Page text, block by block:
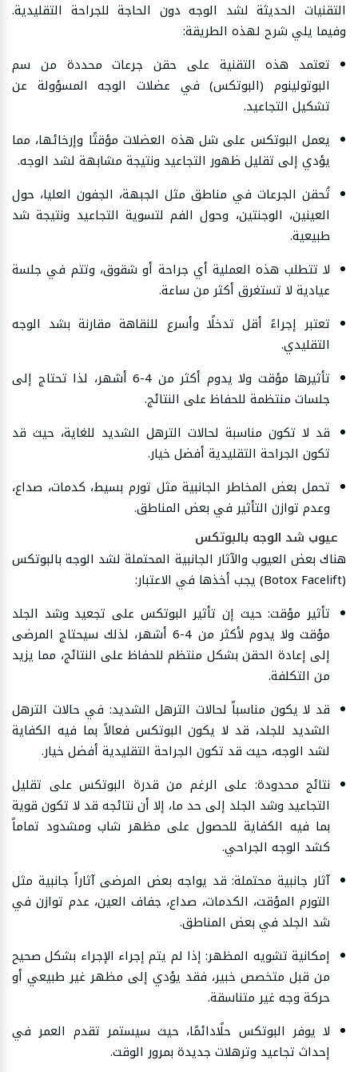
التقنيات الحديثة لشد الوجه دون الحاجة للجراحة التقليدية.
وفيما يلي شرح لهذه الطريقة:
تعتمد هذه التقنية على حقن جرعات محددة من سم
البوتولينوم (البوتكس) في عضلات الوجه المسؤولة عن
تشكيل التجاعيد.
يعمل البوتكس على شل هذه العضلات مؤقتًا وإرخائها، مما
يؤدي إلى تقليل ظهور التجاعيد ونتيجة مشابهة لشد الوجه.
تُحقن الجرعات في مناطق مثل الجبهة، الجفون العليا، حول
العينين، الوجنتين، وحول الفم لتسوية التجاعيد ونتيجة شد
طبيعية.
لا تتطلب هذه العملية أي جراحة أو شقوق، وتتم في جلسة
عيادية لا تستغرق أكثر من ساعة.
تعتبر إجراءً أقل تدخلًا وأسرع للنقاهة مقارنة بشد الوجه
التقليدي.
تأثيرها مؤقت ولا يدوم أكثر من 4-6 أشهر، لذا تحتاج إلى
جلسات منتظمة للحفاظ على النتائج.
قد لا تكون مناسبة لحالات الترهل الشديد للغاية، حيث قد
تكون الجراحة التقليدية أفضل خيار.
تحمل بعض المخاطر الجانبية مثل تورم بسيط، كدمات، صداع،
وعدم توازن التأثير في بعض المناطق.
عيوب شد الوجه بالبوتكس
هناك بعض العيوب والآثار الجانبية المحتملة لشد الوجه بالبوتكس
(Botox Facelift) يجب أخذها في الاعتبار:
تأثير مؤقت: حيث إن تأثير البوتكس على تجعيد وشد الجلد
مؤقت ولا يدوم لأكثر من 4-6 أشهر، لذلك سيحتاج المرضى
إلى إعادة الحقن بشكل منتظم للحفاظ على النتائج، مما يزيد
من التكلفة.
قد لا يكون مناسباً لحالات الترهل الشديد: في حالات الترهل
الشديد للجلد، قد لا يكون البوتكس فعالاً بما فيه الكفاية
لشد الوجه، حيث قد تكون الجراحة التقليدية أفضل خيار.
نتائج محدودة: على الرغم من قدرة البوتكس على تقليل
التجاعيد وشد الجلد إلى حد ما، إلا أن نتائجه قد لا تكون قوية
بما فيه الكفاية للحصول على مظهر شاب ومشدود تماماً
كشد الوجه الجراحي.
آثار جانبية محتملة: قد يواجه بعض المرضى آثاراً جانبية مثل
التورم المؤقت، الكدمات، صداع، جفاف العين، عدم توازن في
شد الجلد في بعض المناطق.
إمكانية تشويه المظهر: إذا لم يتم إجراء الإجراء بشكل صحيح
من قبل متخصص خبير، فقد يؤدي إلى مظهر غير طبيعي أو
حركة وجه غير متناسقة.
لا يوفر البوتكس حلًادائمًا، حيث سيستمر تقدم العمر في
إحداث تجاعيد وترهلات جديدة بمرور الوقت.